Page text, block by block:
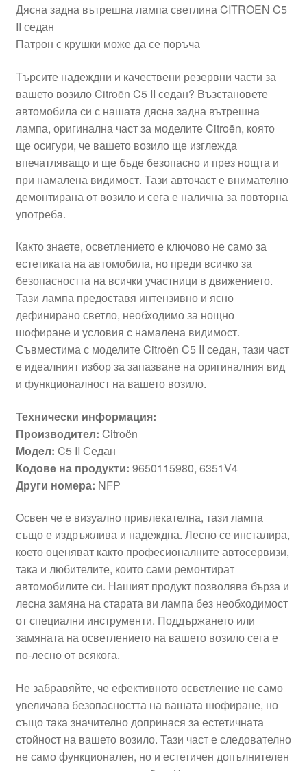
Дясна задна вътрешна лампа светлина CITROEN C5
II седан
Патрон с крушки може да се поръча
Търсите надеждни и качествени резервни части за
вашето возило Citroën C5 II седан? Възстановете
автомобила си с нашата дясна задна вътрешна
лампа, оригинална част за моделите Citroën, която
ще осигури, че вашето возило ще изглежда
впечатляващо и ще бъде безопасно и през нощта и
при намалена видимост. Тази авточаст е внимателно
демонтирана от возило и сега е налична за повторна
употреба.
Както знаете, осветлението е ключово не само за
естетиката на автомобила, но преди всичко за
безопасността на всички участници в движението.
Тази лампа предоставя интензивно и ясно
дефинирано светло, необходимо за нощно
шофиране и условия с намалена видимост.
Съвместима с моделите Citroën C5 II седан, тази част
е идеалният избор за запазване на оригиналния вид
и функционалност на вашето возило.
Технически информация:
Производител: Citroën
Модел: C5 II Седан
Кодове на продукти: 9650115980, 6351V4
Други номера: NFP
Освен че е визуално привлекателна, тази лампа
също е издръжлива и надеждна. Лесно се инсталира,
което оценяват както професионалните автосервизи,
така и любителите, които сами ремонтират
автомобилите си. Нашият продукт позволява бърза и
лесна замяна на старата ви лампа без необходимост
от специални инструменти. Поддържането или
замяната на осветлението на вашето возило сега е
по-лесно от всякога.
Не забравяйте, че ефективното осветление не само
увеличава безопасността на вашата шофиране, но
също така значително допринася за естетичната
стойност на вашето возило. Тази част е следователно
не само функционален, но и естетичен допълнителен